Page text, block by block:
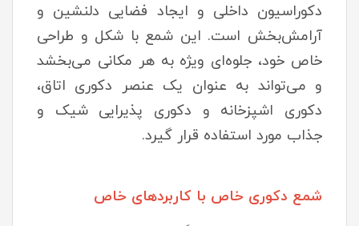
دکوراسیون داخلی و ایجاد فضایی دلنشین و
آرامش‌بخش است. این شمع با شکل و طراحی
خاص خود، جلوه‌ای ویژه به هر مکانی می‌بخشد
و می‌تواند به عنوان یک عنصر دکوری اتاق،
دکوری اشپزخانه و دکوری پذیرایی شیک و
جذاب مورد استفاده قرار گیرد.
شمع دکوری خاص با کاربردهای خاص